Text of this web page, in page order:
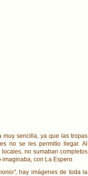
muy sencilla, ya que las tropas
no se les permitío llegar. Al
no sumaban completos
con La Espero.
hay imágenes de toda la